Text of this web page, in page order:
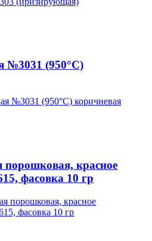
№3031 (950°С)
порошковая, красное
фасовка 10 гр